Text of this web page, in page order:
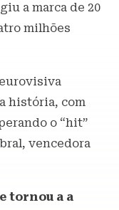
a marca de 20
milhões
história, com
o “hit”
vencedora
tornou a a